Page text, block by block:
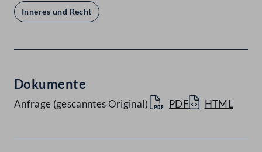
Inneres und Recht
Dokumente
Anfrage (gescanntes Original) PDF HTML